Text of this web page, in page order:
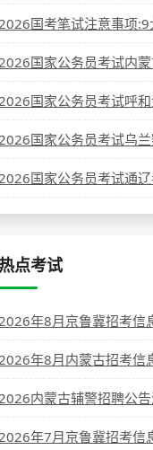
国考笔试注意事项
国家公务员考试内
国家公务员考试呼
国家公务员考试乌
国家公务员考试通
点考试
年8月京鲁冀招考信
年8月内蒙古招考信
内蒙古辅警招聘公
年7月京鲁冀招考信